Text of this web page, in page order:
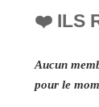
❤️ ILS
Aucun
pour le